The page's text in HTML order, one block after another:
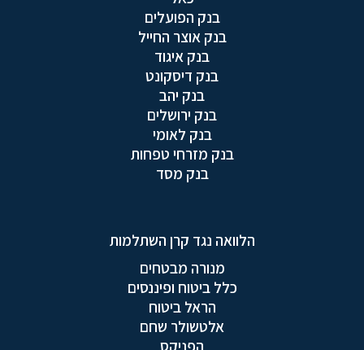
בנק הפועלים
בנק אוצר החייל
בנק איגוד
בנק דיסקונט
בנק יהב
בנק ירושלים
בנק לאומי
בנק מזרחי טפחות
בנק מסד
הלוואה נגד קרן השתלמות
מנורה מבטחים
כלל ביטוח ופיננסים
הראל ביטוח
אלטשולר שחם
הפניקס